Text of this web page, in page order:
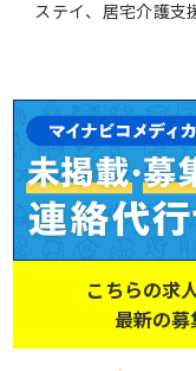
ステイ、居宅介護支
こちらの求
最新の募